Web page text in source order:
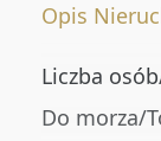
Numer oferty
Opis
Liczba
Do morza/